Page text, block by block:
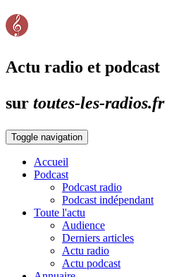
Actu radio et podcast
sur toutes-les-radios.fr
Toggle navigation
Accueil
Podcast
Podcast radio
Podcast indépendant
Toute l'actu
Audience
Derniers articles
Actu radio
Actu podcast